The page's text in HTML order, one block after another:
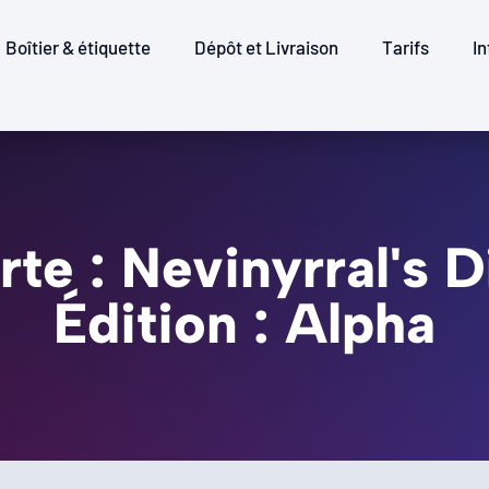
Boîtier & étiquette Dépôt et Livraison Tarifs
: Nevinyrral's
Édition : Alpha